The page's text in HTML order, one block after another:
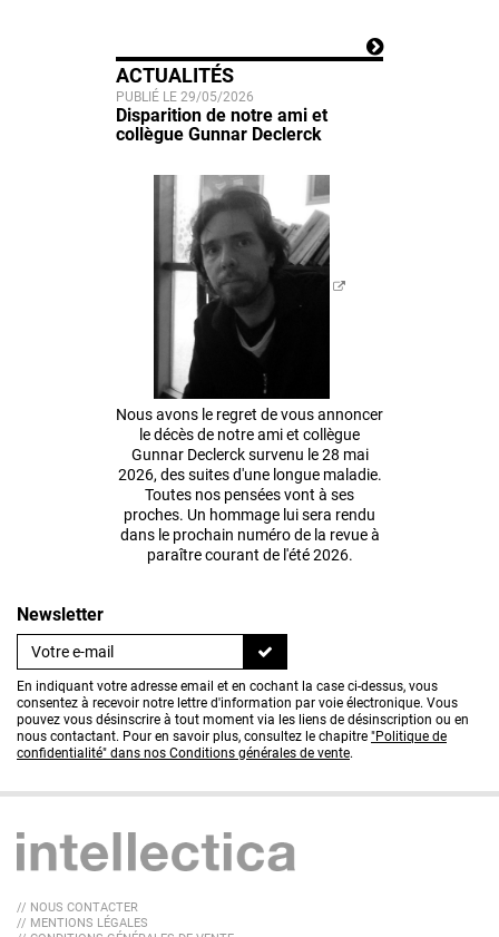
ACTUALITÉS
PUBLIÉ LE 29/05/2026
Disparition de notre ami et
collègue Gunnar Declerck
Nous avons le regret de vous annoncer
le décès de notre ami et collègue
Gunnar Declerck survenu le 28 mai
2026, des suites d'une longue maladie.
Toutes nos pensées vont à ses
proches. Un hommage lui sera rendu
dans le prochain numéro de la revue à
paraître courant de l'été 2026.
Newsletter
En indiquant votre adresse email et en cochant la case ci-dessus, vous
consentez à recevoir notre lettre d'information par voie électronique. Vous
pouvez vous désinscrire à tout moment via les liens de désinscription ou en
nous contactant. Pour en savoir plus, consultez le chapitre "Politique de
confidentialité" dans nos Conditions générales de vente.
// NOUS CONTACTER
// MENTIONS LÉGALES